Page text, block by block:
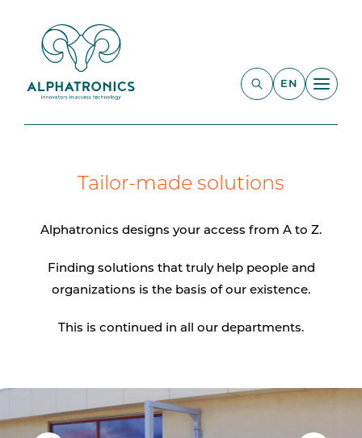
EN
Tailor-made solutions
Alphatronics designs your access from A to Z.
Finding solutions that truly help people and
organizations is the basis of our existence.
This is continued in all our departments.